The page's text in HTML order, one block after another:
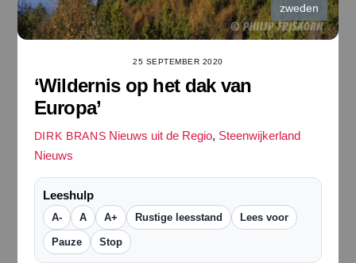
zweden
25 SEPTEMBER 2020
‘Wildernis op het dak van
Europa’
DIRK BRANS Nieuws uit de Regio, Steenwijkerland
Nieuws
Leeshulp
A- A A+ Rustige leesstand Lees voor
Pauze Stop